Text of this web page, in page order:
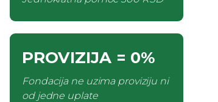
PROVIZIJA = 0%
Fondacija ne uzima proviziju ni
od jedne uplate